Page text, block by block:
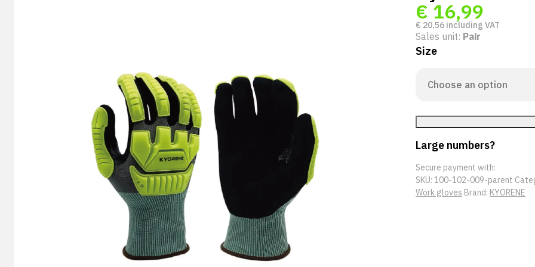
€ 16,99
€ 20,56 including VAT
Sales unit: Pair
Size
Large numbers?
Secure payment with:
SKU: 100-102-009-parent
Work gloves Brand: KYORENE